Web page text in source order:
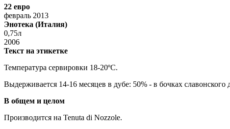
22 евро
февраль 2013
Энотека (Италия)
0,75л
2006
Текст на этикетке
Температура сервировки 18-20ºС.
Выдерживается 14-16 месяцев в дубе: 50% - в бочках
В общем и целом
Производится на Tenuta di Nozzole.